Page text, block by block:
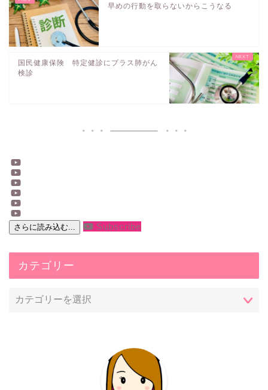
早めの行動を取らないからこうなる
国民健康保険 特定健診にプラス肺がん
検診
さらに読み込む... Subscribe
カテゴリー